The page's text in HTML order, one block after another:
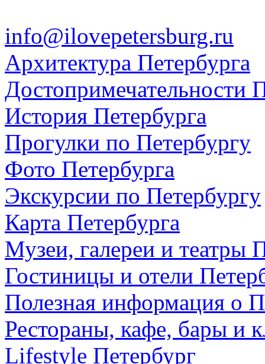
info@ilovepetersburg.ru
Архитектура Петербурга
Достопримечательности
История Петербурга
Прогулки по Петербургу
Фото Петербурга
Экскурсии по Петербургу
Карта Петербурга
Музеи, галереи и театры
Гостиницы и отели
Полезная информация о
Рестораны, кафе, бары и
Lifestyle Петербург